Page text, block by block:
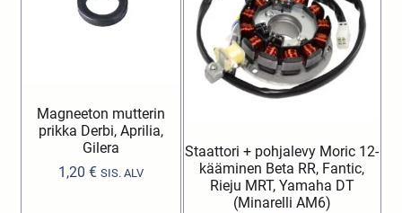
Magneeton mutterin
prikka Derbi, Aprilia,
Gilera
1,20 € SIS. ALV
Staattori + pohjalevy Moric 12-
kääminen Beta RR, Fantic,
Rieju MRT, Yamaha DT
(Minarelli AM6)